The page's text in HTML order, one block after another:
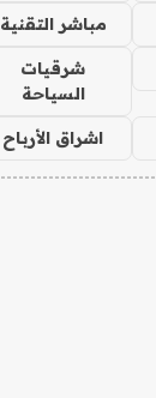
مباشر التقنية
شرقيات
السياحة
اشراق الأرباح